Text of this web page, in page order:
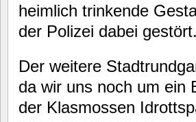
heimlich trinkende
der Polizei dabei gestört.
Der weitere
da wir uns noch um ein
der Klasmossen